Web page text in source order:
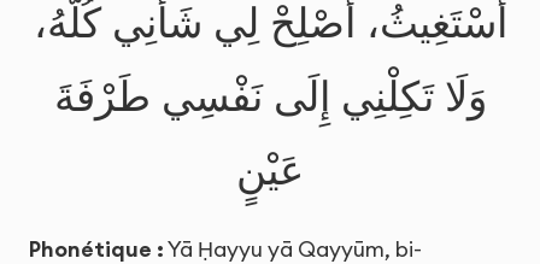
أَسْتَغِيثُ، أَصْلِحْ لِي شَأْنِي كُلَّهُ،
وَلَا تَكِلْنِي إِلَى نَفْسِي طَرْفَةَ
عَيْنٍ
Phonétique :Yā Ḥayyu yā Qayyūm, bi-